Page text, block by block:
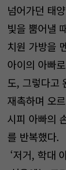
넘어가던 태
빛을 뿜어낼
치원 가방을
아이의 아빠
도, 그렇다고
재촉하며 오
시피 아빠의
를 반복했다.
‘저거, 학대